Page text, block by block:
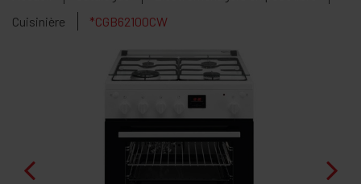
Cuisinière
*CGB62100CW